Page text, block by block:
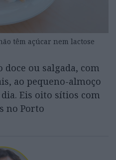
têm açúcar nem lactose
doce ou salgada, com
ao pequeno-almoço
Eis oito sítios com
no Porto